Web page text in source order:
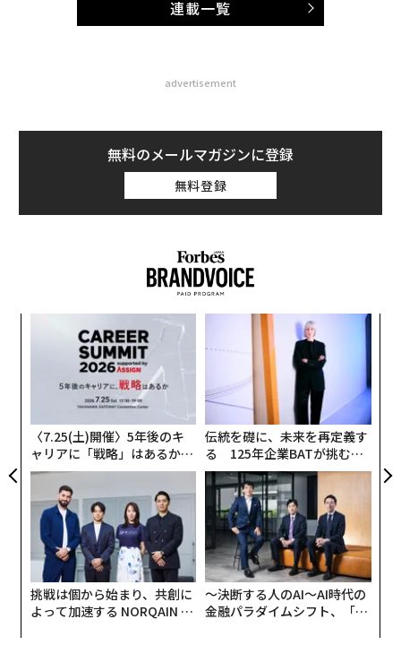
連載一覧
advertisement
無料のメールマガジンに登録
無料登録
〈7.25(土)開催〉5年後のキ
ャリアに「戦略」はあるか。
トップエグゼクティブのキャ
リアに触れる1日│CAREER S
UMMIT 2026
伝統を礎に、未来を再定義す
る 125年企業BATが挑むス
モークレスな未来
挑戦は個から始まり、共創に
よって加速する NORQAIN JA
〜決断する人のAI〜AI時代の
金融パラダイムシフト、「超